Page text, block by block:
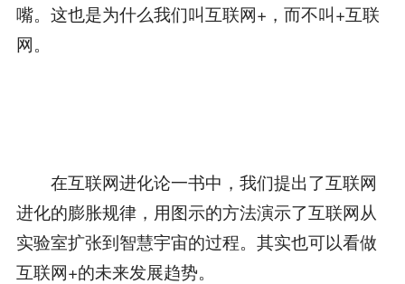
嘴。这也是为什么我们叫互联网+，而不叫+互联
网。
在互联网进化论一书中，我们提出了互联网
进化的膨胀规律，用图示的方法演示了互联网从
实验室扩张到智慧宇宙的过程。其实也可以看做
互联网+的未来发展趋势。